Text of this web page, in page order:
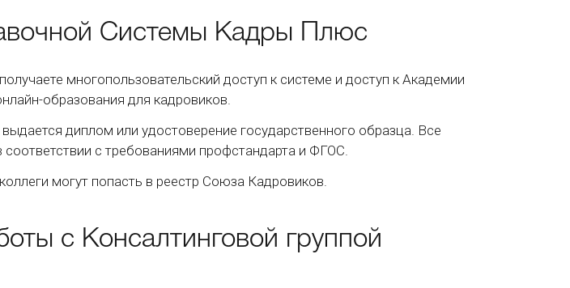
Системы Кадры Плюс
многопользовательский доступ к системе и доступ к Академии
образования для кадровиков.
диплом или удостоверение государственного образца. Все
с требованиями профстандарта и ФГОС.
могут попасть в реестр Союза Кадровиков.
с Консалтинговой группой